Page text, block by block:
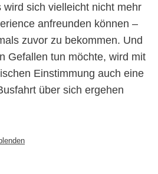
wird sich vielleicht nicht mehr
anfreunden können –
zuvor zu bekommen. Und
Gefallen tun möchte, wird mit
Einstimmung auch eine
über sich ergehen